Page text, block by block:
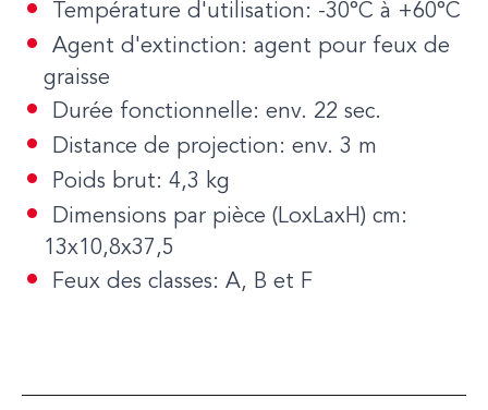
Température d'utilisation: -30°C à +60°C
Agent d'extinction: agent pour feux de
graisse
Durée fonctionnelle: env. 22 sec.
Distance de projection: env. 3 m
Poids brut: 4,3 kg
Dimensions par pièce (LoxLaxH) cm:
13x10,8x37,5
Feux des classes: A, B et F